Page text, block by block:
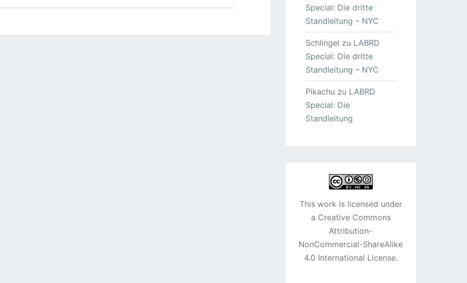
Special: Die dritte
Standleitung – NYC
Schlingel zu LABRD
Special: Die dritte
Standleitung – NYC
Pikachu zu LABRD
Special: Die
Standleitung
This work is licensed under
a Creative Commons
Attribution-
NonCommercial-ShareAlike
4.0 International License.